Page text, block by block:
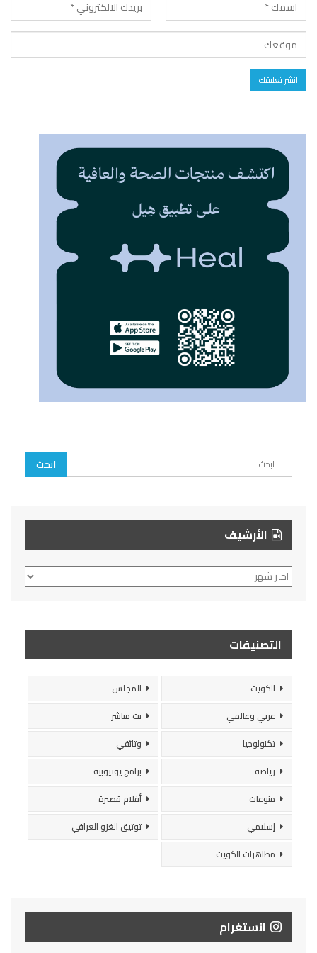
الأرشيف
الأرشيف
التصنيفات
الكويت
المجلس
عربي وعالمي
بث مباشر
تكنولوجيا
وثائقي
رياضة
برامج يوتيوبية
منوعات
أفلام قصيرة
إسلامي
توثيق الغزو العراقي
مظاهرات الكويت
انستغرام